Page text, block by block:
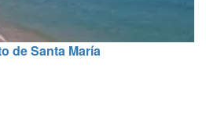
de Santa María